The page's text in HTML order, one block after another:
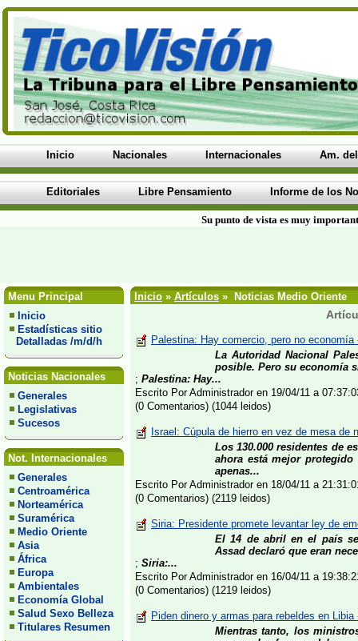
Inicio Nacionales Internacionales Am.
Editoriales Libre Pensamiento Informe de los
Su punto de vista es muy
Menu Principal
Inicio
Estadísticas sitio
Detalladas /m/d/h
Noticias Nacionales
Generales
Legislativas
Sucesos
Not. Internacionales
Generales
Centroamérica
Norteamérica
Suramérica
Medio Oriente
Asia
África
Europa
Ambientales
Economía Global
Salud Sexo Belleza
Titulares Resumen
Inicio » Artículos » Noticias Medio Oriente
Palestina: Hay comercio, pero no economía
La Autoridad Nacional
posible. Pero su economía
; Palestina: Hay...
Escrito Por Administrador en 19/04/11 a
(0 Comentarios) (1044 leidos)
Israel: Cúpula de hierro en vez de mesa de
Los 130.000 residentes de
ahora está mejor protegido
apenas...
Escrito Por Administrador en 18/04/11 a
(0 Comentarios) (2119 leidos)
Siria: Presidente promete levantar ley de
El 14 de abril en el país
Assad declaró que eran
; Siria:...
Escrito Por Administrador en 16/04/11 a
(0 Comentarios) (1219 leidos)
Piden dinero y armas para rebeldes en
Mientras tanto, los